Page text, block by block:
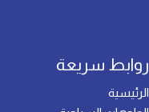
روابط سريعة
الرئيسية